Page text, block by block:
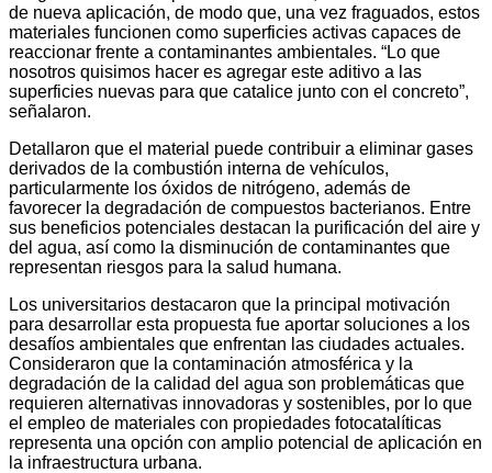
de nueva aplicación, de modo que, una vez fraguados, estos
materiales funcionen como superficies activas capaces de
reaccionar frente a contaminantes ambientales. “Lo que
nosotros quisimos hacer es agregar este aditivo a las
superficies nuevas para que catalice junto con el concreto”,
señalaron.
Detallaron que el material puede contribuir a eliminar gases
derivados de la combustión interna de vehículos,
particularmente los óxidos de nitrógeno, además de
favorecer la degradación de compuestos bacterianos. Entre
sus beneficios potenciales destacan la purificación del aire y
del agua, así como la disminución de contaminantes que
representan riesgos para la salud humana.
Los universitarios destacaron que la principal motivación
para desarrollar esta propuesta fue aportar soluciones a los
desafíos ambientales que enfrentan las ciudades actuales.
Consideraron que la contaminación atmosférica y la
degradación de la calidad del agua son problemáticas que
requieren alternativas innovadoras y sostenibles, por lo que
el empleo de materiales con propiedades fotocatalíticas
representa una opción con amplio potencial de aplicación en
la infraestructura urbana.